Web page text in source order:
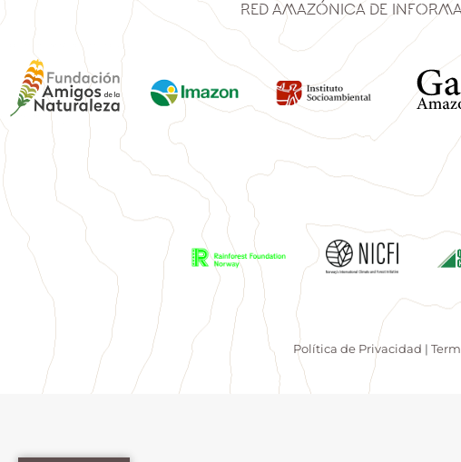
Red Amazónica de
Política de Privacidad |